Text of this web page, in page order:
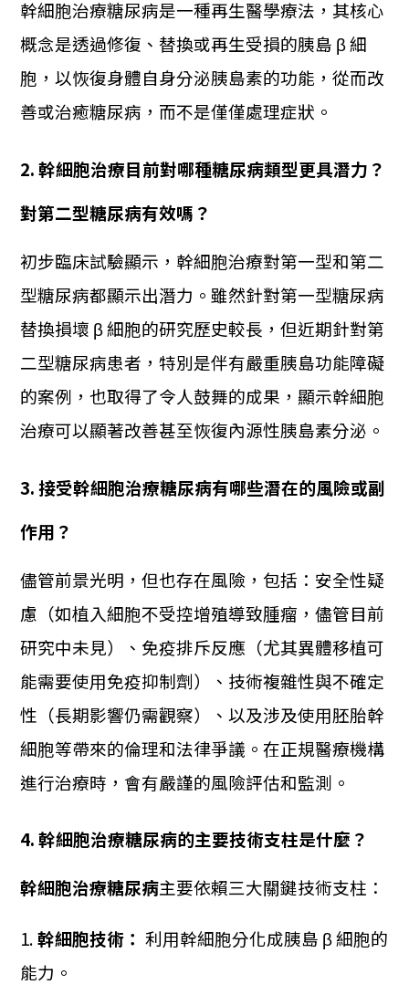
幹細胞治療糖尿病是一種再生醫學療法，其核心
概念是透過修復、替換或再生受損的胰島 β 細
胞，以恢復身體自身分泌胰島素的功能，從而改
善或治癒糖尿病，而不是僅僅處理症狀。
2. 幹細胞治療目前對哪種糖尿病類型更具潛力？
對第二型糖尿病有效嗎？
初步臨床試驗顯示，幹細胞治療對第一型和第二
型糖尿病都顯示出潛力。雖然針對第一型糖尿病
替換損壞 β 細胞的研究歷史較長，但近期針對第
二型糖尿病患者，特別是伴有嚴重胰島功能障礙
的案例，也取得了令人鼓舞的成果，顯示幹細胞
治療可以顯著改善甚至恢復內源性胰島素分泌。
3. 接受幹細胞治療糖尿病有哪些潛在的風險或副
作用？
儘管前景光明，但也存在風險，包括：安全性疑
慮（如植入細胞不受控增殖導致腫瘤，儘管目前
研究中未見）、免疫排斥反應（尤其異體移植可
能需要使用免疫抑制劑）、技術複雜性與不確定
性（長期影響仍需觀察）、以及涉及使用胚胎幹
細胞等帶來的倫理和法律爭議。在正規醫療機構
進行治療時，會有嚴謹的風險評估和監測。
4. 幹細胞治療糖尿病的主要技術支柱是什麼？
幹細胞治療糖尿病主要依賴三大關鍵技術支柱：
1.幹細胞技術： 利用幹細胞分化成胰島 β 細胞的
能力。